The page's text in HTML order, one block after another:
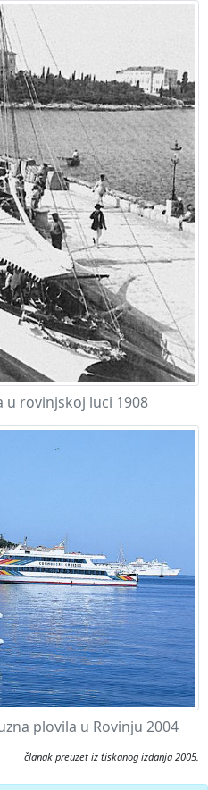
u rovinjskoj luci 1908
plovila u Rovinju 2004
članak preuzet iz tiskanog izdanja 2005.